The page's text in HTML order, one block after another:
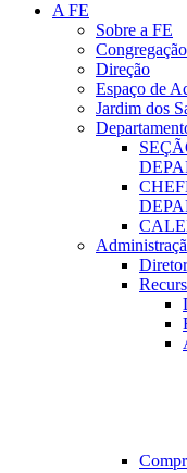
A FE
Sobre a FE
Congregação
Direção
Espaço de
Jardim dos